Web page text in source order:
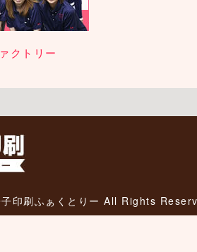
クトリー
印刷ふぁくとりー All Rights